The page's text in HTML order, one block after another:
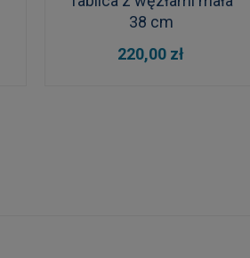
38 cm
220,00 zł
DO KOSZYKA